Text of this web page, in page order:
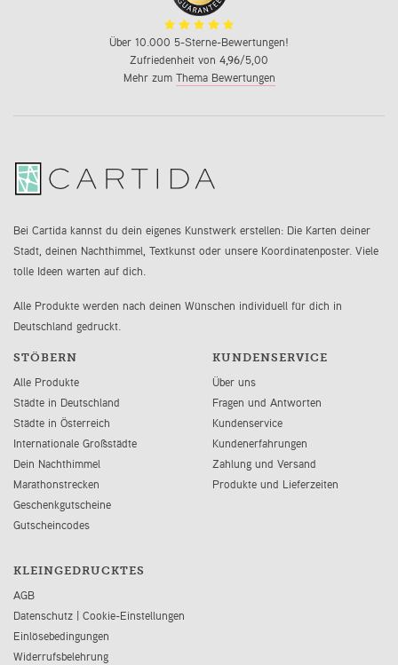
Über 10.000 5-Sterne-Bewertungen!
Zufriedenheit von 4,96/5,00
Mehr zum Thema Bewertungen
Bei Cartida kannst du dein eigenes Kunstwerk erstellen: Die Karten deiner
Stadt, deinen Nachthimmel, Textkunst oder unsere Koordinatenposter. Viele
tolle Ideen warten auf dich.
Alle Produkte werden nach deinen Wünschen individuell für dich in
Deutschland gedruckt.
STÖBERN
Alle Produkte
Städte in Deutschland
Städte in Österreich
Internationale Großstädte
Dein Nachthimmel
Marathonstrecken
Geschenkgutscheine
Gutscheincodes
KUNDENSERVICE
Über uns
Fragen und Antworten
Kundenservice
Kundenerfahrungen
Zahlung und Versand
Produkte und Lieferzeiten
KLEINGEDRUCKTES
AGB
Datenschutz | Cookie-Einstellungen
Einlösebedingungen
Widerrufsbelehrung